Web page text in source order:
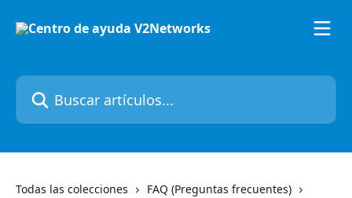
Buscar artículos...
Todas las colecciones
FAQ (Preguntas frecuentes)